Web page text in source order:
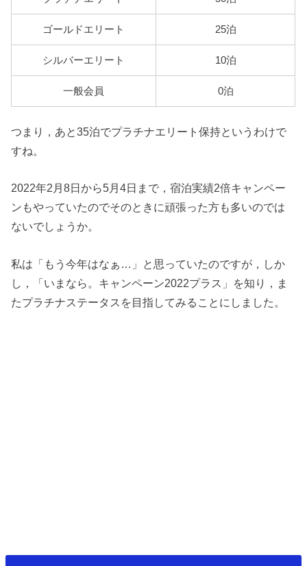
ゴールドエリート 25泊
シルバーエリート 10泊
一般会員 0泊
つまり，あと35泊でプラチナエリート保持というわけで
すね。
2022年2月8日から5月4日まで，宿泊実績2倍キャンペー
ンもやっていたのでそのときに頑張った方も多いのでは
ないでしょうか。
私は「もう今年はなぁ…」と思っていたのですが，しか
し，「いまなら。キャンペーン2022プラス」を知り，ま
たプラチナステータスを目指してみることにしました。